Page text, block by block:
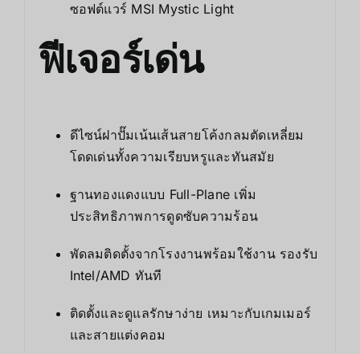
ซอฟต์แวร์ MSI Mystic Light
ฟีเจอร์เด่น
ดีไซน์ฝาปั๊มเน้นเส้นสายโค้งกลมตัดเหลี่ยม
โดดเด่นทั้งความเรียบหรูและทันสมัย
ฐานทองแดงแบบ Full-Plane เพิ่ม
ประสิทธิภาพการดูดซับความร้อน
พัดลมติดตั้งจากโรงงานพร้อมใช้งาน รองรับ
Intel/AMD ทันที
ติดตั้งและดูแลรักษาง่าย เหมาะกับเกมเมอร์
และสายแต่งคอม